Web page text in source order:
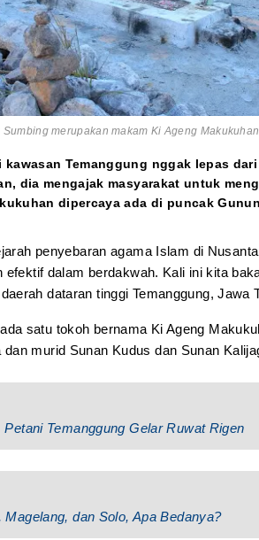
merupakan makam Ki Ageng
kawasan Temanggung nggak lepas
dia mengajak masyarakat untuk
dipercaya ada di puncak
penyebaran agama Islam di
dalam berdakwah. Kali ini kita
dataran tinggi Temanggung, Jawa
satu tokoh bernama Ki Ageng
murid Sunan Kudus dan Sunan
Temanggung Gelar Ruwat Rigen
Magelang, dan Solo, Apa Bedanya?